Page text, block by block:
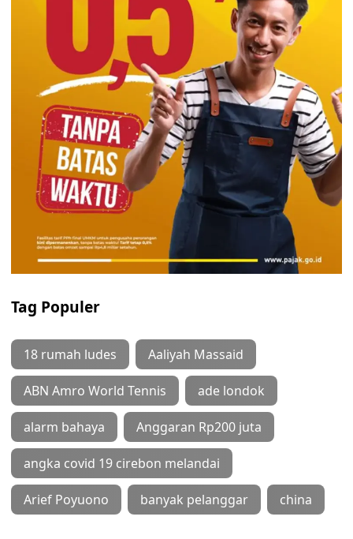
Tag Populer
18 rumah ludes Aaliyah Massaid
ABN Amro World Tennis ade londok
alarm bahaya Anggaran Rp200 juta
angka covid 19 cirebon melandai
Arief Poyuono banyak pelanggar china